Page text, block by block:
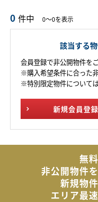
0 件中 0～0を表示
該当する
会員登録で非公開物件を
※購入希望条件に合った
※特別限定物件について
新規会員登録
無
非公開物件を
新規物
エリア最